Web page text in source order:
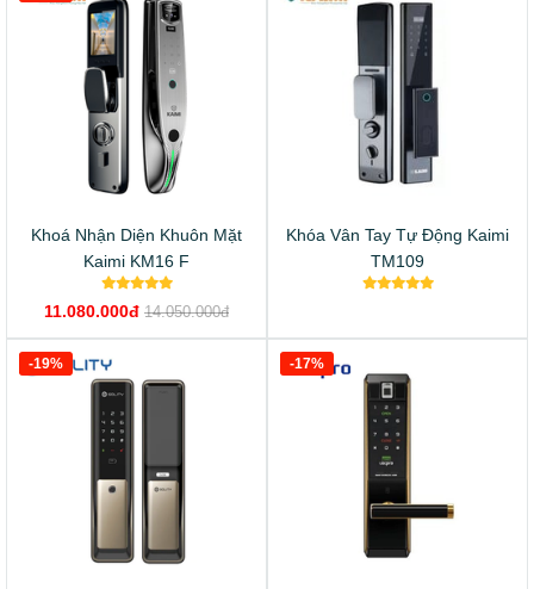
Khoá Nhận Diện Khuôn Mặt
Kaimi KM16 F
11.080.000đ 14.050.000đ
Khóa Vân Tay Tự Động Kaimi
TM109
-19% -17%